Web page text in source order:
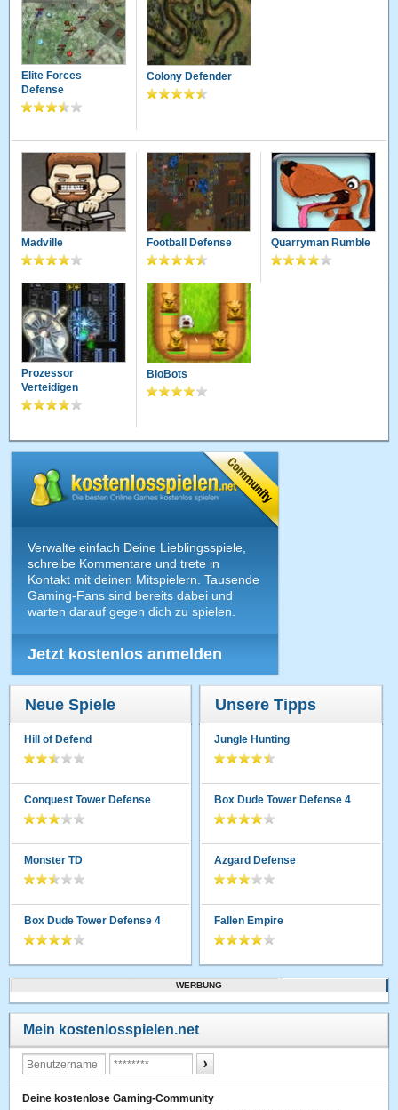
Elite Forces
Defense
Colony Defender
Madville Football Defense Quarryman Rumble
Prozessor
Verteidigen
BioBots
Verwalte einfach Deine Lieblingsspiele,
schreibe Kommentare und trete in
Kontakt mit deinen Mitspielern. Tausende
Gaming-Fans sind bereits dabei und
warten darauf gegen dich zu spielen.
Jetzt kostenlos anmelden
Neue Spiele
Hill of Defend
Conquest Tower Defense
Monster TD
Box Dude Tower Defense 4
Unsere Tipps
Jungle Hunting
Box Dude Tower Defense 4
Azgard Defense
Fallen Empire
WERBUNG
Mein kostenlosspielen.net
Deine kostenlose Gaming-Community